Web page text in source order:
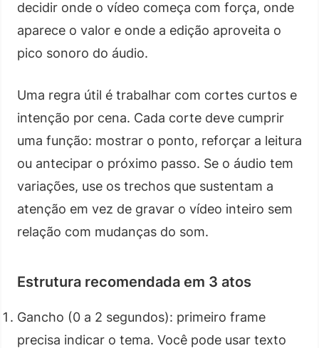
decidir onde o vídeo começa com força, onde
aparece o valor e onde a edição aproveita o
pico sonoro do áudio.
Uma regra útil é trabalhar com cortes curtos e
intenção por cena. Cada corte deve cumprir
uma função: mostrar o ponto, reforçar a leitura
ou antecipar o próximo passo. Se o áudio tem
variações, use os trechos que sustentam a
atenção em vez de gravar o vídeo inteiro sem
relação com mudanças do som.
Estrutura recomendada em 3 atos
Gancho (0 a 2 segundos): primeiro frame
precisa indicar o tema. Você pode usar texto